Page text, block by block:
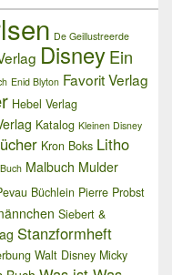
De Geillustreerde
DisneyEin
Enid Blyton Favorit Verlag
Hebel Verlag
Katalog Kleinen Disney
Kron Boks Litho
Malbuch Mulder
Büchlein Pierre Probst
Siebert &
Stanzformheft
Walt Disney Micky